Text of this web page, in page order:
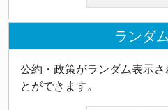
ランダ
公約・政策がランダム表示
とができます。